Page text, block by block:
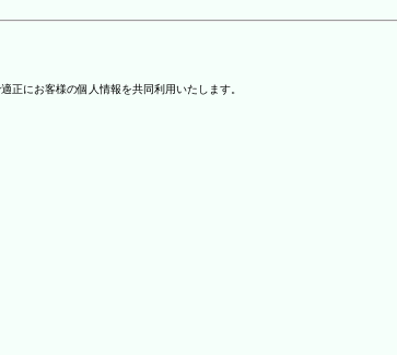
正にお客様の個人情報を共同利用いたします。